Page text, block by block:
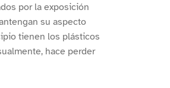
por la exposición
su aspecto
tienen los plásticos
hace perder